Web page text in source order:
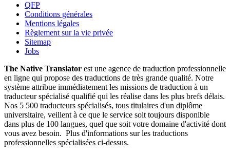
QFP
Conditions générales
Mentions légales
Règlement sur la vie privée
Sitemap
Jobs
The Native Translator est une agence de traduction professionnelle
en ligne qui propose des traductions de très grande qualité. Notre
système attribue immédiatement les missions de traduction à un
traducteur spécialisé qualifié qui les réalise dans les plus brefs délais.
Nos 5 500 traducteurs spécialisés, tous titulaires d'un diplôme
universitaire, veillent à ce que le service soit toujours disponible
dans plus de 100 langues, quel que soit votre domaine d'activité dont
vous avez besoin. Plus d'informations sur les traductions
professionnelles spécialisées ci-dessus.